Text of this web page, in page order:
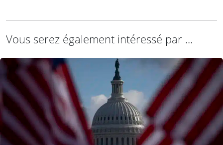
Vous serez également intéressé par ...